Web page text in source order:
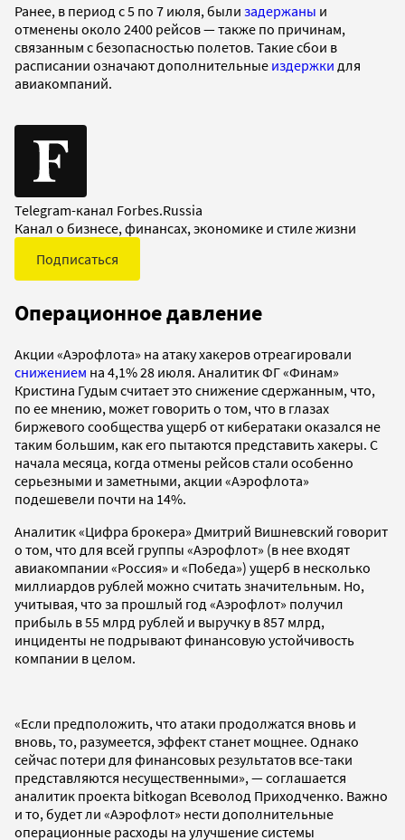
Ранее, в период с 5 по 7 июля, были задержаны и
отменены около 2400 рейсов — также по причинам,
связанным с безопасностью полетов. Такие сбои в
расписании означают дополнительные издержки для
авиакомпаний.
Telegram-канал Forbes.Russia
Канал о бизнесе, финансах, экономике и стиле жизни
Подписаться
Операционное давление
Акции «Аэрофлота» на атаку хакеров отреагировали
снижением на 4,1% 28 июля. Аналитик ФГ «Финам»
Кристина Гудым считает это снижение сдержанным, что,
по ее мнению, может говорить о том, что в глазах
биржевого сообщества ущерб от кибератаки оказался не
таким большим, как его пытаются представить хакеры. С
начала месяца, когда отмены рейсов стали особенно
серьезными и заметными, акции «Аэрофлота»
подешевели почти на 14%.
Аналитик «Цифра брокера» Дмитрий Вишневский говорит
о том, что для всей группы «Аэрофлот» (в нее входят
авиакомпании «Россия» и «Победа») ущерб в несколько
миллиардов рублей можно считать значительным. Но,
учитывая, что за прошлый год «Аэрофлот» получил
прибыль в 55 млрд рублей и выручку в 857 млрд,
инциденты не подрывают финансовую устойчивость
компании в целом.
«Если предположить, что атаки продолжатся вновь и
вновь, то, разумеется, эффект станет мощнее. Однако
сейчас потери для финансовых результатов все-таки
представляются несущественными», — соглашается
аналитик проекта bitkogan Всеволод Приходченко. Важно
и то, будет ли «Аэрофлот» нести дополнительные
операционные расходы на улучшение системы